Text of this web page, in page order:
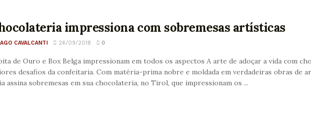
impressiona com sobremesas artísticas
CAVALCANTI 26/09/2018 0
de Ouro e Box Belga impressionam em todos os aspectos A arte de adoçar a vida com
desafios da confeitaria. Com matéria-prima nobre e moldada em verdadeiras obras de
assina sobremesas em sua chocolateria, no Tirol, que impressionam os ...